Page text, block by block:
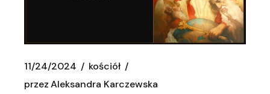
11/24/2024
kościół
przez Aleksandra Karczewska